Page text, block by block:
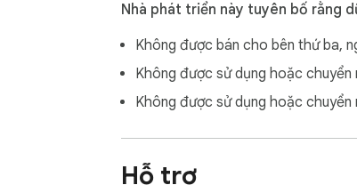
Nhà phát triển này tuyên bố rằng
Không được bán cho bên thứ ba,
Không được sử dụng hoặc
Không được sử dụng hoặc
Hỗ trợ